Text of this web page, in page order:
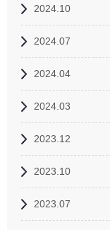
2024.10
2024.07
2024.04
2024.03
2023.12
2023.10
2023.07